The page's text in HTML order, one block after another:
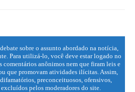
sobre o assunto abordado na notícia,
Para utilizá-lo, você deve estar logado no
comentários anônimos nem que firam leis e
que promovam atividades ilícitas. Assim,
preconceituosos, ofensivos,
excluídos pelos moderadores do site.